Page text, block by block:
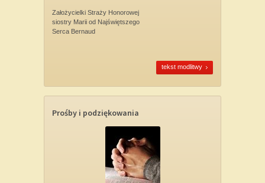
Założycielki Straży Honorowej
siostry Marii od Najświętszego
Serca Bernaud
tekst modlitwy
Prośby i podziękowania